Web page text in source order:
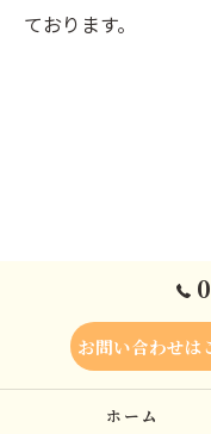
ております。
お問い合わせは
ホーム